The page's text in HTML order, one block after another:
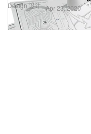
Design 设计 Apr 23, 2020